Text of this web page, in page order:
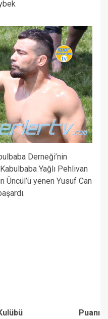
Derneği’nin
Yağlı Pehlivan
Üncül’ü yenen Yusuf Can
Puanı